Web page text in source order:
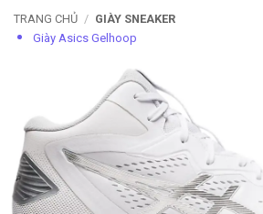
TRANG CHỦ / GIÀY SNEAKER
Giày Asics Gelhoop